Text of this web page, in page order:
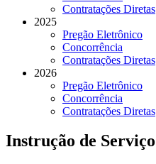
Contratações Diretas
2025
Pregão Eletrônico
Concorrência
Contratações Diretas
2026
Pregão Eletrônico
Concorrência
Contratações Diretas
Instrução de Serviço